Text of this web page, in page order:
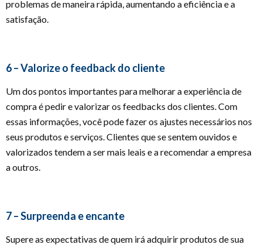
problemas de maneira rápida, aumentando a eficiência e a
satisfação.
6 – Valorize o feedback do cliente
Um dos pontos importantes para melhorar a experiência de
compra é pedir e valorizar os feedbacks dos clientes. Com
essas informações, você pode fazer os ajustes necessários nos
seus produtos e serviços. Clientes que se sentem ouvidos e
valorizados tendem a ser mais leais e a recomendar a empresa
a outros.
7 – Surpreenda e encante
Supere as expectativas de quem irá adquirir produtos de sua